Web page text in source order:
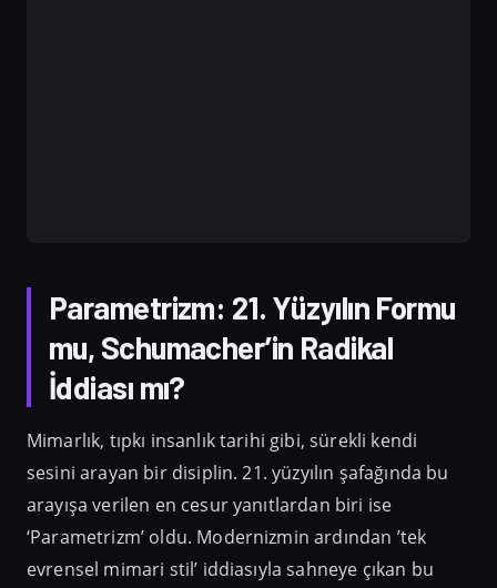
Parametrizm: 21. Yüzyılın Formu
mu, Schumacher’in Radikal
İddiası mı?
Mimarlık, tıpkı insanlık tarihi gibi, sürekli kendi
sesini arayan bir disiplin. 21. yüzyılın şafağında bu
arayışa verilen en cesur yanıtlardan biri ise
‘Parametrizm’ oldu. Modernizmin ardından ’tek
evrensel mimari stil’ iddiasıyla sahneye çıkan bu